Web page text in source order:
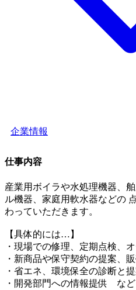
企業情報
仕事内容
産業用ボイラや水処理機器、
ル機器、家庭用軟水器などの
わっていただきます。
【具体的には…】
・現場での修理、定期点検、
・新商品や保守契約の提案、
・省エネ、環境保全の診断と
・開発部門への情報提供 など